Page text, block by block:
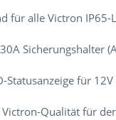
für alle Victron
Sicherungshalter
Statusanzeige für
Victron-Qualität für